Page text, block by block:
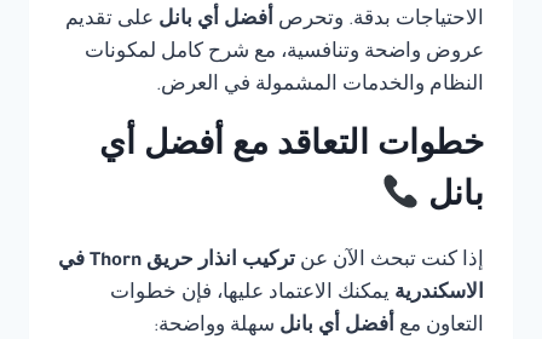
الاحتياجات بدقة. وتحرص أفضل أي بانل على تقديم
عروض واضحة وتنافسية، مع شرح كامل لمكونات
النظام والخدمات المشمولة في العرض.
خطوات التعاقد مع أفضل أي
بانل
إذا كنت تبحث الآن عن
تركيب انذار حريق Thorn في
الاسكندرية يمكنك الاعتماد عليها، فإن خطوات
التعاون مع أفضل أي بانل سهلة وواضحة: